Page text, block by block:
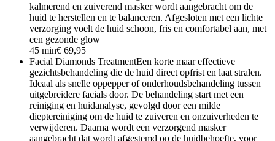
kalmerend en zuiverend masker wordt aangebracht om de
huid te herstellen en te balanceren. Afgesloten met een lichte
verzorging voelt de huid schoon, fris en comfortabel aan, met
een gezonde glow
45 min€ 69,95
Facial Diamonds TreatmentEen korte maar effectieve
gezichtsbehandeling die de huid direct opfrist en laat stralen.
Ideaal als snelle oppepper of onderhoudsbehandeling tussen
uitgebreidere facials door. De behandeling start met een
reiniging en huidanalyse, gevolgd door een milde
dieptereiniging om de huid te zuiveren en onzuiverheden te
verwijderen. Daarna wordt een verzorgend masker
aangebracht dat wordt afgestemd op de huidbehoefte, voor